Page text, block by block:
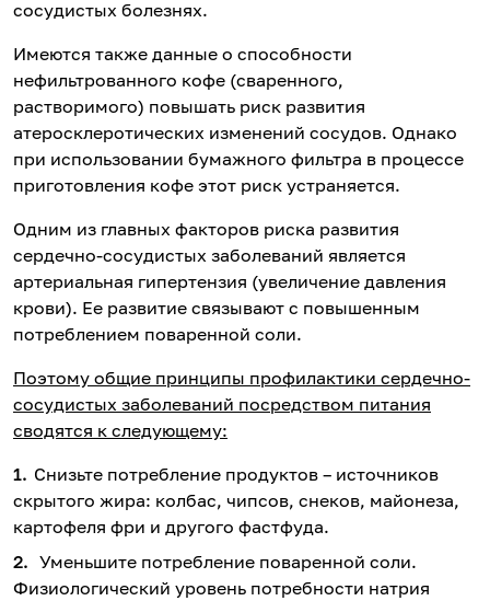
сосудистых болезнях.
Имеются также данные о способности
нефильтрованного кофе (сваренного,
растворимого) повышать риск развития
атеросклеротических изменений сосудов. Однако
при использовании бумажного фильтра в процессе
приготовления кофе этот риск устраняется.
Одним из главных факторов риска развития
сердечно-сосудистых заболеваний является
артериальная гипертензия (увеличение давления
крови). Ее развитие связывают с повышенным
потреблением поваренной соли.
Поэтому общие принципы профилактики сердечно-
сосудистых заболеваний посредством питания
сводятся к следующему:
Снизьте потребление продуктов – источников
скрытого жира: колбас, чипсов, снеков, майонеза,
картофеля фри и другого фастфуда.
Уменьшите потребление поваренной соли.
Физиологический уровень потребности натрия